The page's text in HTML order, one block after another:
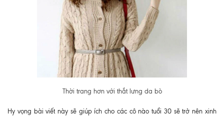
Thời trang hơn với thắt lưng da bò
Hy vọng bài viết này sẽ giúp ích cho các cô nào tuổi 30 sẽ trở nên xinh